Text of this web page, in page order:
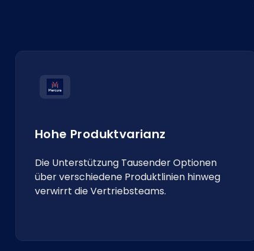
Hohe Produktvarianz
Die Unterstützung Tausender Optionen
über verschiedene Produktlinien hinweg
verwirrt die Vertriebsteams.